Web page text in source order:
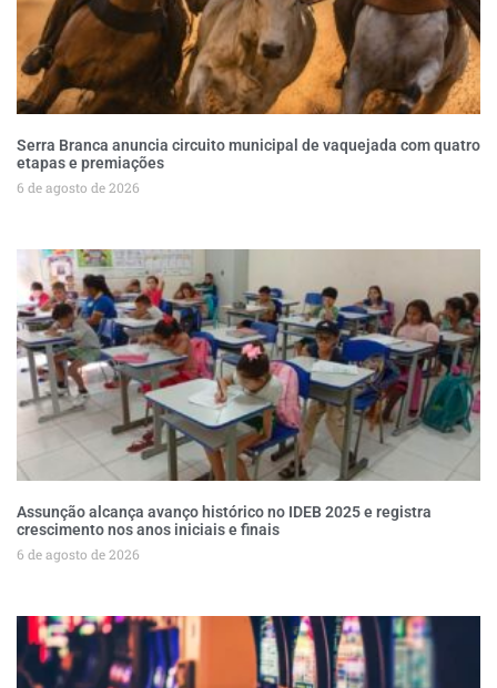
Serra Branca anuncia circuito municipal de vaquejada com quatro
etapas e premiações
6 de agosto de 2026
Assunção alcança avanço histórico no IDEB 2025 e registra
crescimento nos anos iniciais e finais
6 de agosto de 2026